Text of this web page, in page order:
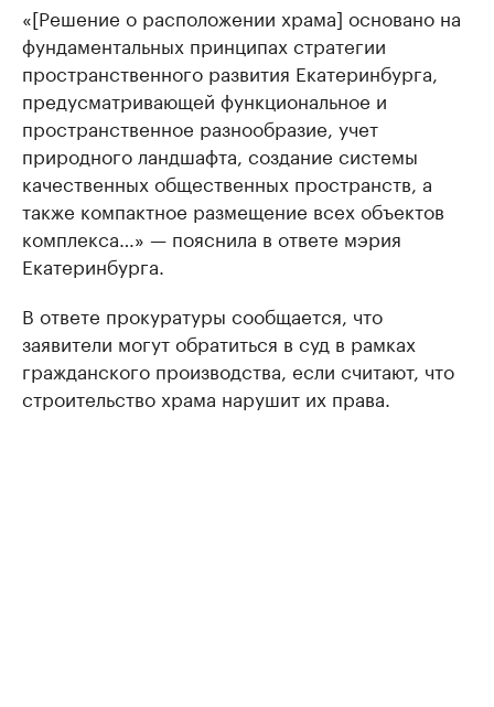
«[Решение о расположении храма] основано на
фундаментальных принципах стратегии
пространственного развития Екатеринбурга,
предусматривающей функциональное и
пространственное разнообразие, учет
природного ландшафта, создание системы
качественных общественных пространств, а
также компактное размещение всех объектов
комплекса…» — пояснила в ответе мэрия
Екатеринбурга.
В ответе прокуратуры сообщается, что
заявители могут обратиться в суд в рамках
гражданского производства, если считают, что
строительство храма нарушит их права.